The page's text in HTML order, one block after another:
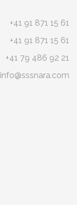
+41 91 871 15 61
+41 91 871 15 61
+41 79 486 92 21
info@sssnara.com